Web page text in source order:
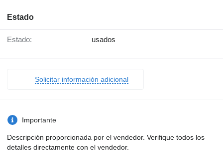
Estado
Estado: usados
Solicitar información adicional
Importante
Descripción proporcionada por el vendedor. Verifique todos los
detalles directamente con el vendedor.